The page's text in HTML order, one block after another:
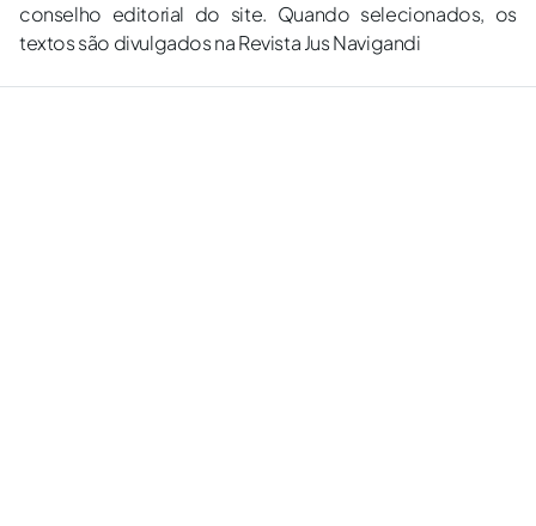
conselho editorial do site. Quando selecionados, os
textos são divulgados na Revista Jus Navigandi